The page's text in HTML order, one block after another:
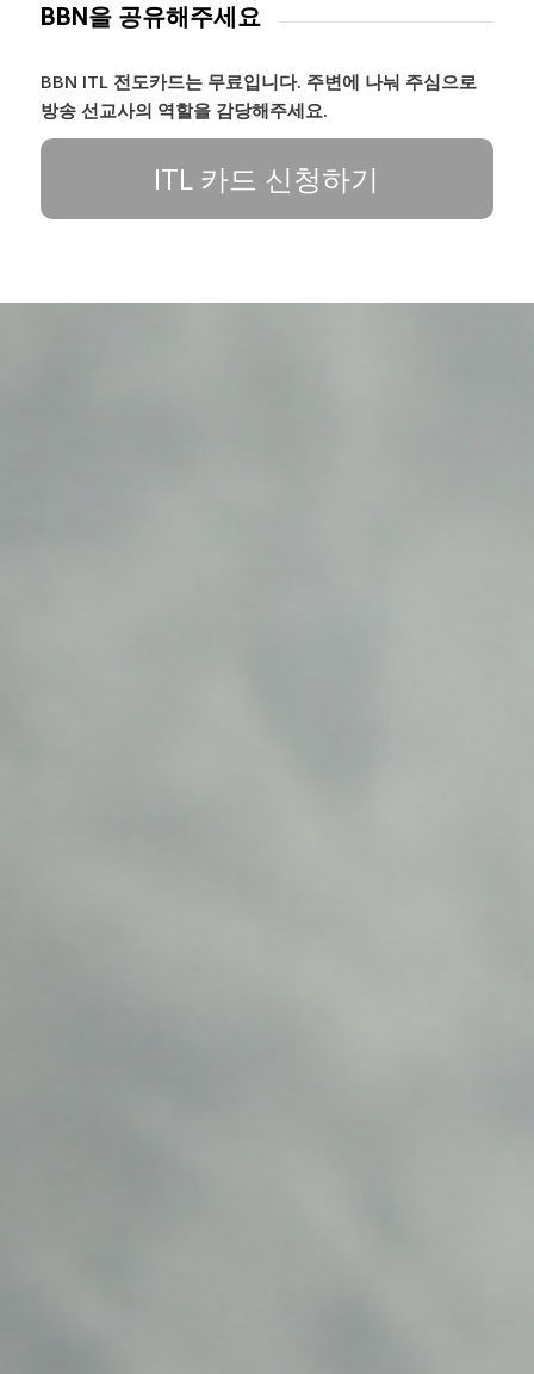
BBN을 공유해주세요
BBN ITL 전도카드는 무료입니다. 주변에 나눠 주심으로
방송 선교사의 역할을 감당해주세요.
ITL 카드 신청하기